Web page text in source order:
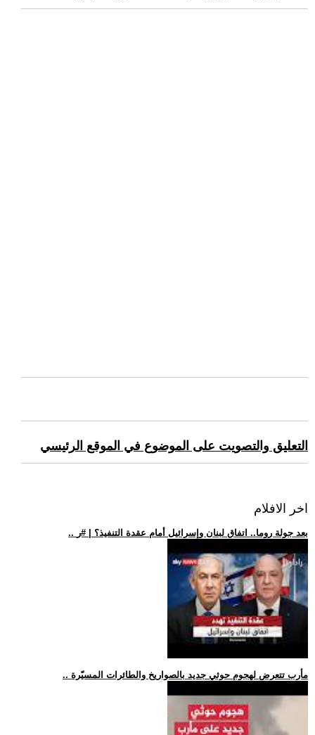
التعليق والتصويت على الموضوع في الموقع الرئيسي
اخر الافلام
.. بعد جولة روما.. اتفاق لبنان وإسرائيل أمام عقدة التنفيذ؟ | #ر
.. مأرب تتعرض لهجوم حوثي جديد بالصواريخ والطائرات المسيّرة